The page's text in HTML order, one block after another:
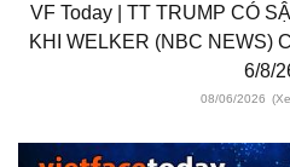
VF Today | TT TRUMP CÓ
KHI WELKER (NBC NEWS)
6/8/
08/06/2026